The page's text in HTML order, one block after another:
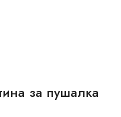
за пушалка